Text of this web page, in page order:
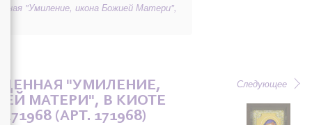
"Умиление, икона Божией Матери",
Следующее
"УМИЛЕНИЕ,
МАТЕРИ", В КИОТЕ
(АРТ. 171968)